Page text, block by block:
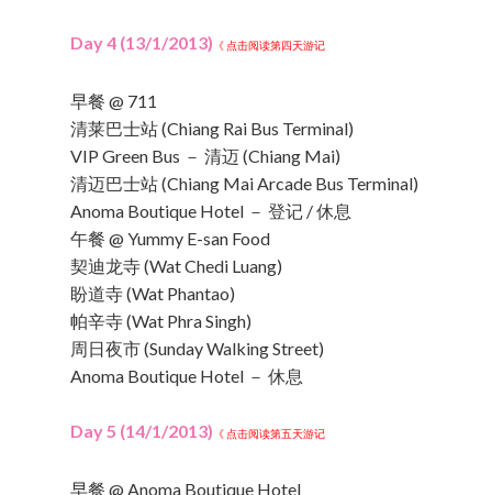
Day 4 (13/1/2013) 《 点击阅读第四天游记
早餐 @ 711
清莱巴士站 (Chiang Rai Bus Terminal)
VIP Green Bus － 清迈 (Chiang Mai)
清迈巴士站 (Chiang Mai Arcade Bus Terminal)
Anoma Boutique Hotel － 登记 / 休息
午餐 @ Yummy E-san Food
契迪龙寺 (Wat Chedi Luang)
盼道寺 (Wat Phantao)
帕辛寺 (Wat Phra Singh)
周日夜市 (Sunday Walking Street)
Anoma Boutique Hotel － 休息
Day 5 (14/1/2013) 《 点击阅读第五天游记
早餐 @ Anoma Boutique Hotel